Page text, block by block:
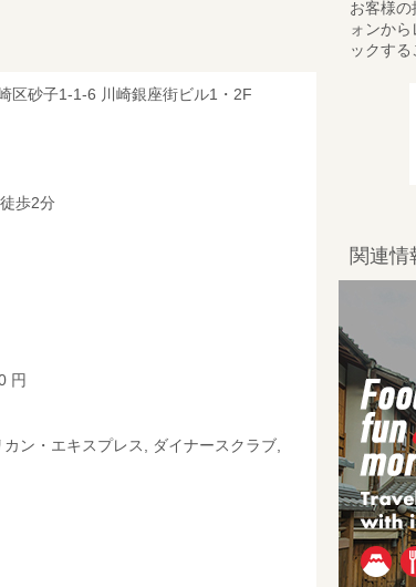
区砂子1-1-6 川崎銀座街ビル1・2F
歩2分
円
ン・エキスプレス, ダイナースクラブ,
お客様の
ォンか
ックする
関連情